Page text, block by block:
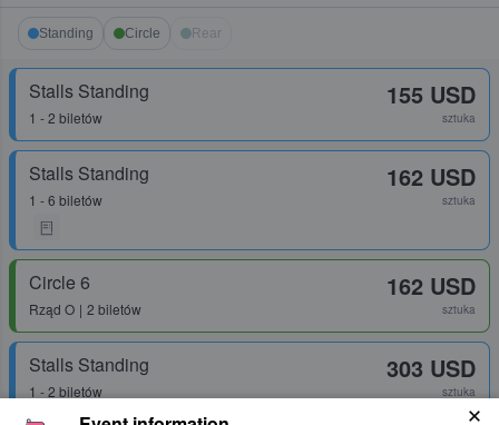
Standing Circle Rear
Stalls Standing
1 - 2 biletów
155 USD
sztuka
Stalls Standing
1 - 6 biletów
162 USD
sztuka
Circle 6
Rząd O 2 biletów
162 USD
sztuka
Stalls Standing
1 - 2 biletów
303 USD
sztuka